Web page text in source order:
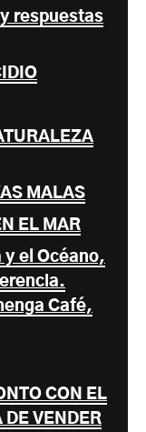
respuestas
MALAS
EL MAR
el Océano,
Café,
CON EL
DE VENDER